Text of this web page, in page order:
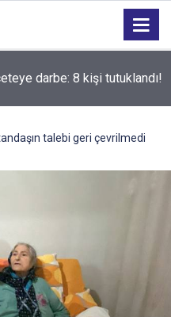
Kocaeli'de organize çeteye darbe: 8 kişi tutuklandı!
el sanatları rüzgarı esiyor
talebi geri çevrilmedi